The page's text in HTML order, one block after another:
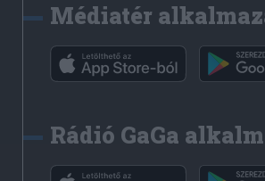
Médiatér
Rádió GaGa